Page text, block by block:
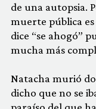
de una autopsia.
muerte pública
dice “se ahogó”
mucha más
Natacha murió
dicho que no se